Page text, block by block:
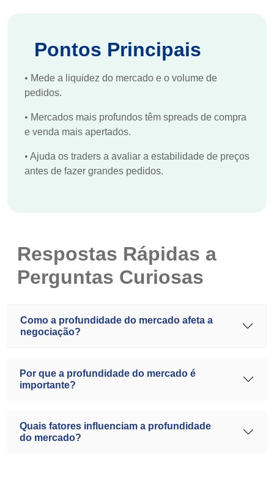
Pontos Principais
• Mede a liquidez do mercado e o volume de
pedidos.
• Mercados mais profundos têm spreads de compra
e venda mais apertados.
• Ajuda os traders a avaliar a estabilidade de preços
antes de fazer grandes pedidos.
Respostas Rápidas a
Perguntas Curiosas
Como a profundidade do mercado afeta a
negociação?
Por que a profundidade do mercado é
importante?
Quais fatores influenciam a profundidade
do mercado?